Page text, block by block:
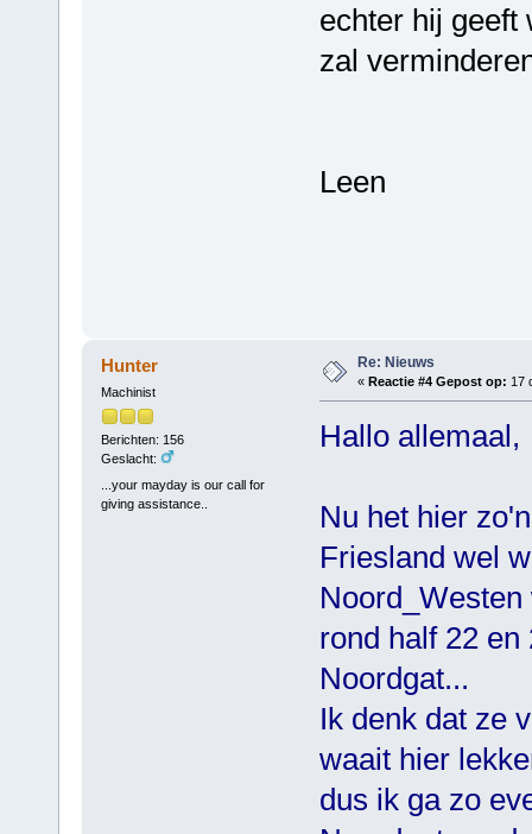
echter hij geeft
zal
Leen
Hunter
Machinist
Berichten: 156
Geslacht:
...your mayday is our call for
giving assistance..
Re: Nieuws
« Reactie #4 Gepost op: 17
Hallo allemaal,
Nu het hier
Friesland wel
rond half 22 en
Noordgat...
Ik denk dat ze
waait hier
dus ik ga zo